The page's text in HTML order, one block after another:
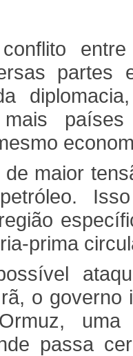
partes
mais
maior
prima
o governo
uma
passa